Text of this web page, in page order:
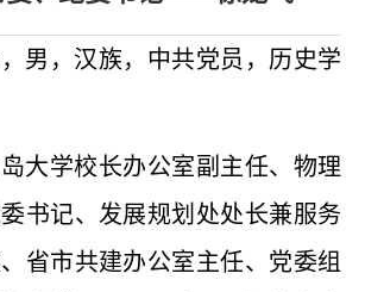
男，汉族，中共党员，历史学
大学校长办公室副主任、物理
书记、发展规划处处长兼服务
省市共建办公室主任、党委组